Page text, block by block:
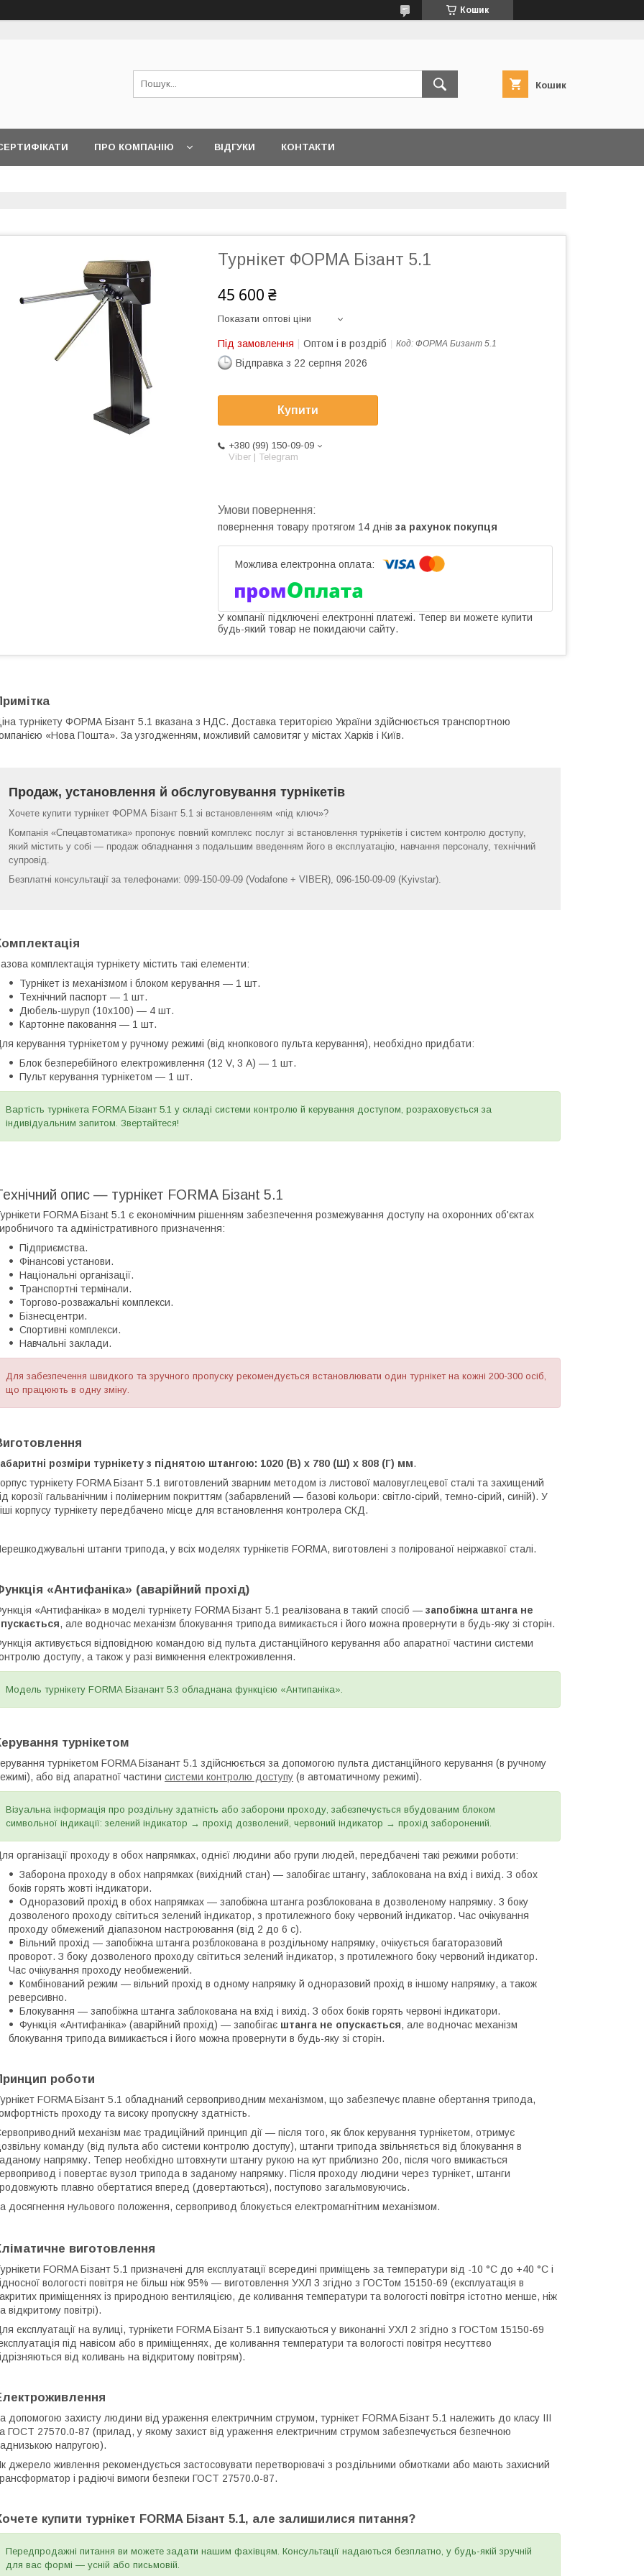
Кошик
Кошик
ПРО КОМПАНІЮ ВІДГУКИ КОНТАКТИ
Турнікет ФОРМА Бізант 5.1
45 600 ₴
Показати оптові ціни
Під замовлення Оптом і в роздріб Код: ФОРМА Бизант 5.1
Відправка з 22 серпня 2026
Купити
+380 (99) 150-09-09
Viber | Telegram
повернення товару протягом 14 днів за рахунок покупця
У компанії підключені електронні платежі. Тепер ви можете купити
будь-який товар не покидаючи сайту.
турнікету ФОРМА Бізант 5.1 вказана з НДС. Доставка територією України здійснюється транспортною
«Нова Пошта». За узгодженням, можливий самовитяг у містах Харків і Київ.
Продаж, установлення й обслуговування турнікетів
Хочете купити турнікет ФОРМА Бізант 5.1 зі встановленням «під ключ»?
Компанія «Спецавтоматика» пропонує повний комплекс послуг зі встановлення турнікетів і систем контролю доступу,
який містить у собі — продаж обладнання з подальшим введенням його в експлуатацію, навчання персоналу, технічний
супровід.
Безплатні консультації за телефонами: 099-150-09-09 (Vodafone + VIBER), 096-150-09-09 (Kyivstar).
комплектація турнікету містить такі елементи:
Турнікет із механізмом і блоком керування — 1 шт.
Технічний паспорт — 1 шт.
Дюбель-шуруп (10х100) — 4 шт.
Картонне паковання — 1 шт.
керування турнікетом у ручному режимі (від кнопкового пульта керування), необхідно придбати:
Блок безперебійного електроживлення (12 V, 3 А) — 1 шт.
Пульт керування турнікетом — 1 шт.
Вартість турнікета FORMA Бізант 5.1 у складі системи контролю й керування доступом, розраховується за
індивідуальним запитом. Звертайтеся!
опис — турнікет FORMA Бізанt 5.1
FORMA Бізанt 5.1 є економічним рішенням забезпечення розмежування доступу на охоронних об'єктах
та адміністративного призначення:
Підприємства.
Фінансові установи.
Національні організації.
Транспортні термінали.
Торгово-розважальні комплекси.
Бізнесцентри.
Спортивні комплекси.
Навчальні заклади.
Для забезпечення швидкого та зручного пропуску рекомендується встановлювати один турнікет на кожні 200-300 осіб,
що працюють в одну зміну.
розміри турнікету з піднятою штангою: 1020 (В) х 780 (Ш) х 808 (Г) мм.
турнікету FORMA Бізант 5.1 виготовлений зварним методом із листової маловуглецевої сталі та захищений
корозії гальванічним і полімерним покриттям (забарвлений — базові кольори: світло-сірий, темно-сірий, синій). У
корпусу турнікету передбачено місце для встановлення контролера СКД.
штанги трипода, у всіх моделях турнікетів FORMA, виготовлені з полірованої неіржавкої сталі.
«Антифаніка» (аварійний прохід)
«Антифаніка» в моделі турнікету FORMA Бізант 5.1 реалізована в такий спосіб — запобіжна штанга не
, але водночас механізм блокування трипода вимикається і його можна провернути в будь-яку зі сторін.
активується відповідною командою від пульта дистанційного керування або апаратної частини системи
доступу, а також у разі вимкнення електроживлення.
Модель турнікету FORMA Бізанант 5.3 обладнана функцією «Антипаніка».
турнікетом
турнікетом FORMA Бізанант 5.1 здійснюється за допомогою пульта дистанційного керування (в ручному
або від апаратної частини системи контролю доступу (в автоматичному режимі).
Візуальна інформація про роздільну здатність або заборони проходу, забезпечується вбудованим блоком
символьної індикації: зелений індикатор → прохід дозволений, червоний індикатор → прохід заборонений.
організації проходу в обох напрямках, однієї людини або групи людей, передбачені такі режими роботи:
Заборона проходу в обох напрямках (вихідний стан) — запобігає штангу, заблокована на вхід і вихід. З обох
боків горять жовті індикатори.
Одноразовий прохід в обох напрямках — запобіжна штанга розблокована в дозволеному напрямку. З боку
дозволеного проходу світиться зелений індикатор, з протилежного боку червоний індикатор. Час очікування
проходу обмежений діапазоном настроювання (від 2 до 6 с).
Вільний прохід — запобіжна штанга розблокована в роздільному напрямку, очікується багаторазовий
проворот. З боку дозволеного проходу світиться зелений індикатор, з протилежного боку червоний індикатор.
Час очікування проходу необмежений.
Комбінований режим — вільний прохід в одному напрямку й одноразовий прохід в іншому напрямку, а також
реверсивно.
Блокування — запобіжна штанга заблокована на вхід і вихід. З обох боків горять червоні індикатори.
Функція «Антифаніка» (аварійний прохід) — запобігає штанга не опускається, але водночас механізм
блокування трипода вимикається і його можна провернути в будь-яку зі сторін.
роботи
FORMA Бізант 5.1 обладнаний сервоприводним механізмом, що забезпечує плавне обертання трипода,
проходу та високу пропускну здатність.
механізм має традиційний принцип дії — після того, як блок керування турнікетом, отримує
команду (від пульта або системи контролю доступу), штанги трипода звільняється від блокування в
напрямку. Тепер необхідно штовхнути штангу рукою на кут приблизно 20o, після чого вмикається
і повертає вузол трипода в заданому напрямку. Після проходу людини через турнікет, штанги
плавно обертатися вперед (довертаються), поступово загальмовуючись.
досягнення нульового положення, сервопривод блокується електромагнітним механізмом.
виготовлення
FORMA Бізант 5.1 призначені для експлуатації всередині приміщень за температури від -10 °C до +40 °C і
вологості повітря не більш ніж 95% — виготовлення УХЛ 3 згідно з ГОСТом 15150-69 (експлуатація в
приміщеннях із природною вентиляцією, де коливання температури та вологості повітря істотно менше, ніж
відкритому повітрі).
експлуатації на вулиці, турнікети FORMA Бізант 5.1 випускаються у виконанні УХЛ 2 згідно з ГОСТом 15150-69
під навісом або в приміщеннях, де коливання температури та вологості повітря несуттєво
від коливань на відкритому повітрям).
допомогою захисту людини від ураження електричним струмом, турнікет FORMA Бізант 5.1 належить до класу III
ГОСТ 27570.0-87 (прилад, у якому захист від ураження електричним струмом забезпечується безпечною
напругою).
джерело живлення рекомендується застосовувати перетворювачі з роздільними обмотками або мають захисний
і радіючі вимоги безпеки ГОСТ 27570.0-87.
купити турнікет FORMA Бізант 5.1, але залишилися питання?
Передпродажні питання ви можете задати нашим фахівцям. Консультації надаються безплатно, у будь-якій зручній
для вас формі — усній або письмовій.